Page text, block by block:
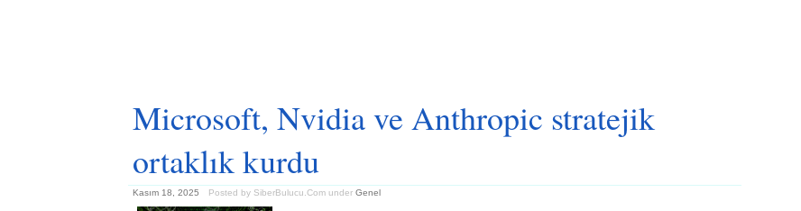
Microsoft, Nvidia ve Anthropic stratejik
ortaklık kurdu
Kasım 18, 2025 Posted by SiberBulucu.Com under Genel